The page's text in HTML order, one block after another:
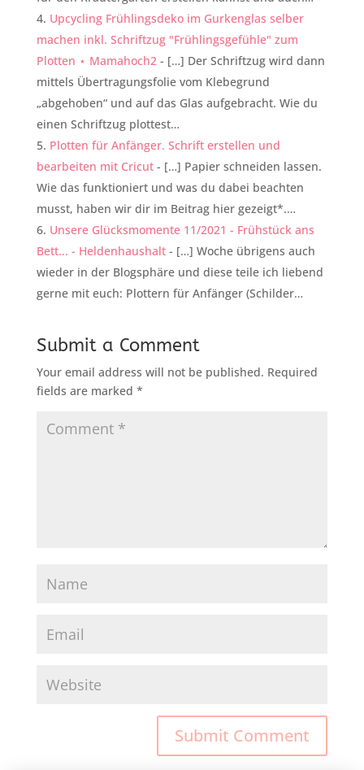
Upcycling Frühlingsdeko im Gurkenglas selber
machen inkl. Schriftzug "Frühlingsgefühle" zum
Plotten ⋆ Mamahoch2- […] Der Schriftzug wird dann
mittels Übertragungsfolie vom Klebegrund
„abgehoben“ und auf das Glas aufgebracht. Wie du
einen Schriftzug plottest…
Plotten für Anfänger. Schrift erstellen und
bearbeiten mit Cricut- […] Papier schneiden lassen.
Wie das funktioniert und was du dabei beachten
musst, haben wir dir im Beitrag hier gezeigt*.…
Unsere Glücksmomente 11/2021 - Frühstück ans
Bett... - Heldenhaushalt- […] Woche übrigens auch
wieder in der Blogsphäre und diese teile ich liebend
gerne mit euch: Plottern für Anfänger (Schilder…
Submit a Comment
Your email address will not be published. Required
fields are marked *